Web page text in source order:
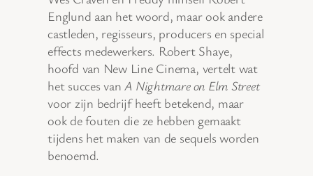
Englund aan het woord, maar ook andere
castleden, regisseurs, producers en special
effects medewerkers. Robert Shaye,
hoofd van New Line Cinema, vertelt wat
het succes vanA Nightmare on Elm Street
voor zijn bedrijf heeft betekend, maar
ook de fouten die ze hebben gemaakt
tijdens het maken van de sequels worden
benoemd.